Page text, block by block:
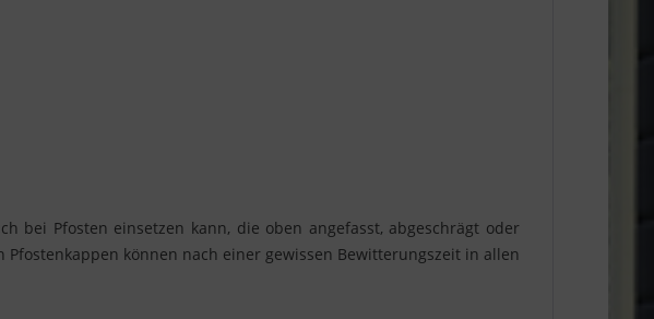
bei Pfosten einsetzen kann, die oben angefasst, abgeschrägt oder
können nach einer gewissen Bewitterungszeit in allen